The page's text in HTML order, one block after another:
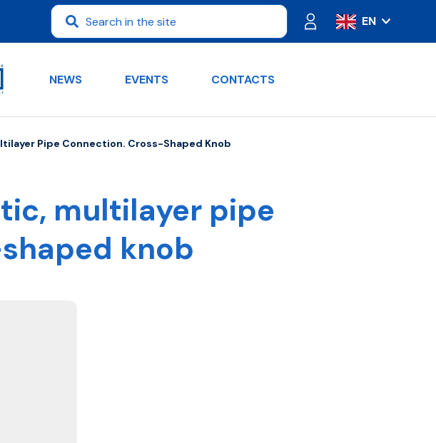
EN
IT
PT
NEWS EVENTS CONTACTS
Pipe Connection. Cross-Shaped Knob
multilayer pipe
knob